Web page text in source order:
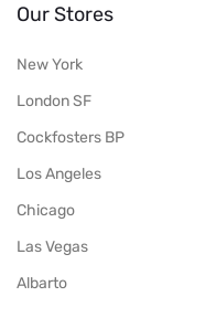
Our Stores
New York
London SF
Cockfosters BP
Los Angeles
Chicago
Las Vegas
Albarto